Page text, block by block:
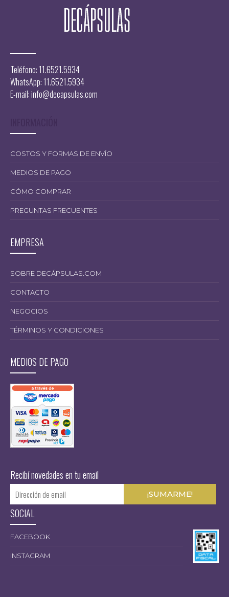
Teléfono: 11.6521.5934
WhatsApp: 11.6521.5934
E-mail:info@decapsulas.com
COSTOS Y FORMAS DE ENVÍO
MEDIOS DE PAGO
CÓMO COMPRAR
PREGUNTAS FRECUENTES
EMPRESA
SOBRE DECÁPSULAS.COM
CONTACTO
NEGOCIOS
TÉRMINOS Y CONDICIONES
MEDIOS DE PAGO
Recibí novedades en tu email
SOCIAL
FACEBOOK
INSTAGRAM